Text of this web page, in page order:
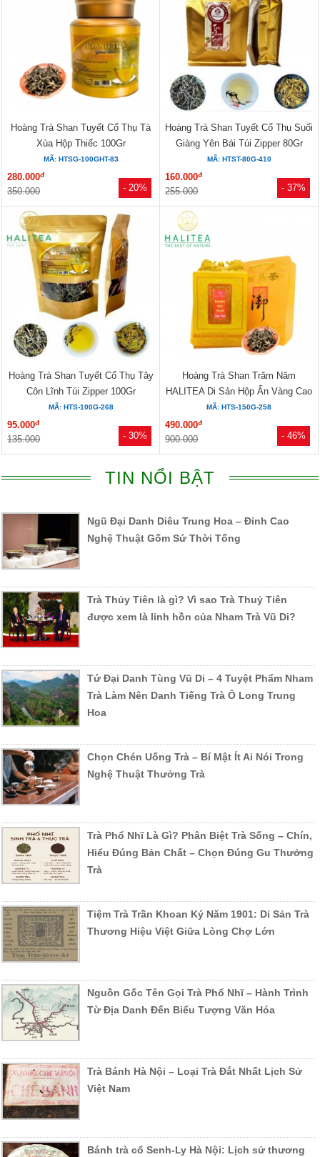
- 20%
Hoàng Trà Shan Tuyết Cổ Thụ Tà
Xùa Hộp Thiếc 100Gr
MÃ: HTSG-100GHT-83
280.000đ
350.000 - 37%
Hoàng Trà Shan Tuyết Cổ Thụ Suối
Giàng Yên Bái Túi Zipper 80Gr
MÃ: HTST-80G-410
160.000đ
255.000
- 30%
Hoàng Trà Shan Tuyết Cổ Thụ Tây
Côn Lĩnh Túi Zipper 100Gr
MÃ: HTS-100G-268
95.000đ
135.000 - 46%
Hoàng Trà Shan Trăm Năm
HALITEA Di Sản Hộp Ấn Vàng Cao
Cấp
MÃ: HTS-150G-258
490.000đ
900.000
TIN NỔI BẬT
Ngũ Đại Danh Diêu Trung Hoa – Đỉnh Cao
Nghệ Thuật Gốm Sứ Thời Tống
Trà Thủy Tiên là gì? Vì sao Trà Thuỷ Tiên
được xem là linh hồn của Nham Trà Vũ Di?
Tứ Đại Danh Tùng Vũ Di – 4 Tuyệt Phẩm Nham
Trà Làm Nên Danh Tiếng Trà Ô Long Trung
Hoa
Chọn Chén Uống Trà – Bí Mật Ít Ai Nói Trong
Nghệ Thuật Thưởng Trà
Trà Phổ Nhĩ Là Gì? Phân Biệt Trà Sống – Chín,
Hiểu Đúng Bản Chất – Chọn Đúng Gu Thưởng
Trà
Tiệm Trà Trần Khoan Ký Năm 1901: Di Sản Trà
Thương Hiệu Việt Giữa Lòng Chợ Lớn
Nguồn Gốc Tên Gọi Trà Phổ Nhĩ – Hành Trình
Từ Địa Danh Đến Biểu Tượng Văn Hóa
Trà Bánh Hà Nội – Loại Trà Đắt Nhất Lịch Sử
Việt Nam
Bánh trà cổ Senh-Ly Hà Nội: Lịch sử thương